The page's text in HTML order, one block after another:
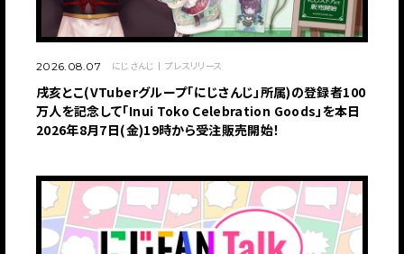
2026.08.07 にじさんじ プレスリリース
戌亥とこ(VTuberグループ「にじさんじ」所属)の登録者100
万人を記念して「Inui Toko Celebration Goods」を本日
2026年8月7日(金)19時から受注販売開始！